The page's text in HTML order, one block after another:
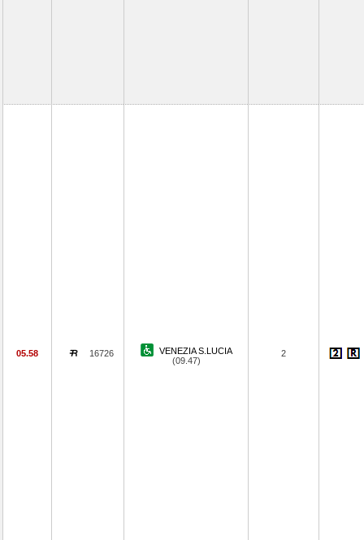
05.58 16726
VENEZIA S.LUCIA
(09.47)
2